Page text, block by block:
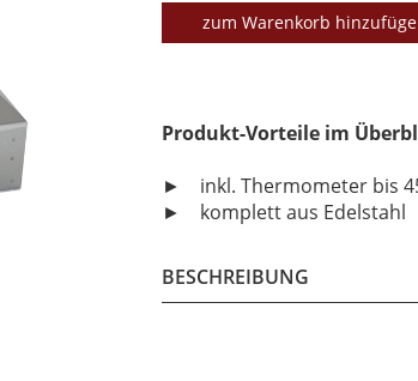
zum Warenkorb
Produkt-Vorteile im
► inkl. Thermometer bis
► komplett aus Edelstahl
BESCHREIBUNG